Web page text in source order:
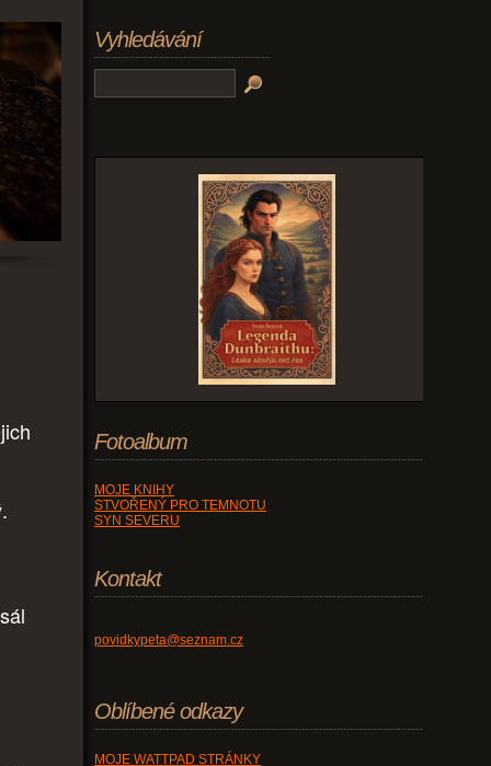
Vyhledávání
Fotoalbum
MOJE KNIHY
STVOŘENÝ PRO TEMNOTU
SYN SEVERU
Kontakt
povidkypeta@seznam.cz
Oblíbené odkazy
MOJE WATTPAD STRÁNKY